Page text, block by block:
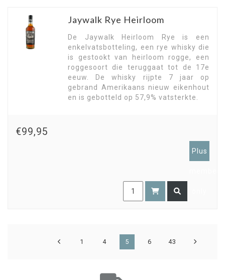
Jaywalk Rye Heirloom
De Jaywalk Heirloom Rye is een
enkelvatsbotteling, een rye whisky die
is gestookt van heirloom rogge, een
roggesoort die teruggaat tot de 17e
eeuw. De whisky rijpte 7 jaar op
gebrand Amerikaans nieuw eikenhout
en is gebotteld op 57,9% vatsterkte.
€99,95
Plus
1 4 5 6 43